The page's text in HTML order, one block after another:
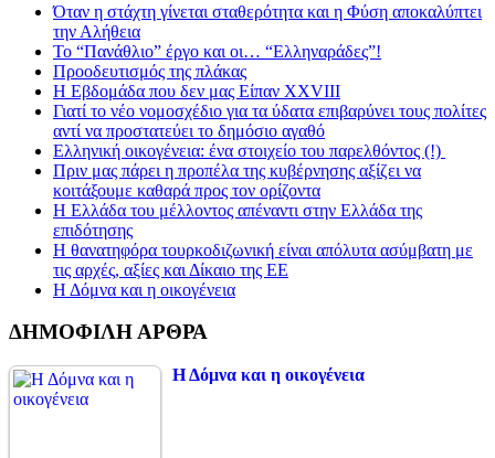
Όταν η στάχτη γίνεται σταθερότητα και η Φύση αποκαλύπτει
την Αλήθεια
Το “Πανάθλιο” έργο και οι… “Ελληναράδες”!
Προοδευτισμός της πλάκας
Η Εβδομάδα που δεν μας Είπαν XXVIII
Γιατί το νέο νομοσχέδιο για τα ύδατα επιβαρύνει τους πολίτες
αντί να προστατεύει το δημόσιο αγαθό
Ελληνική οικογένεια: ένα στοιχείο του παρελθόντος (!)
Πριν μας πάρει η προπέλα της κυβέρνησης αξίζει να
κοιτάξουμε καθαρά προς τον ορίζοντα
Η Ελλάδα του μέλλοντος απέναντι στην Ελλάδα της
επιδότησης
Η θανατηφόρα τουρκοδιζωνική είναι απόλυτα ασύμβατη με
τις αρχές, αξίες και Δίκαιο της ΕΕ
Η Δόμνα και η οικογένεια
ΔΗΜΟΦΙΛΗ ΑΡΘΡΑ
Η Δόμνα και η οικογένεια